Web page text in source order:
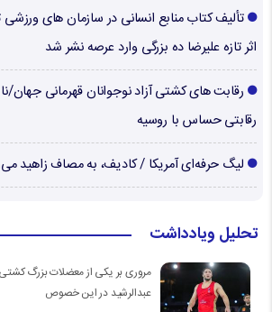
تألیف کتاب منابع انسانی در سازمان های
اثر تازه علیرضا ده بزرگی وارد عرصه نشر شد
رقابت های کشتی آزاد نوجوانان قهرمانی جهان/
رقابتی حساس با روسیه
لیگ حرفه‌ای آمریکا / کادیف، به مصاف زاهید
تحلیل ویادداشت
مروری بر یکی از معضلات بزرگ
عبدالرشید در این خصوص